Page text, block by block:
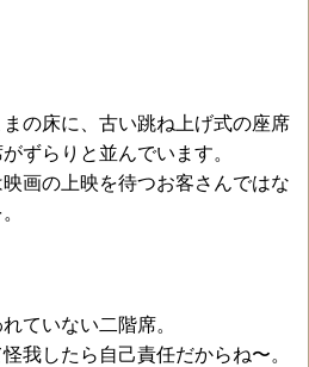
の床に、古い跳ね上げ式の座席
ずらりと並んでいます。
画の上映を待つお客さんではな
ていない二階席。
我したら自己責任だからね〜。